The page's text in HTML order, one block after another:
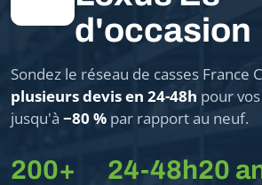
d'occasion
Sondez le réseau de casses France
plusieurs devis en 24-48h pour
jusqu'à −80 % par rapport au neuf.
200+ 24-48h20